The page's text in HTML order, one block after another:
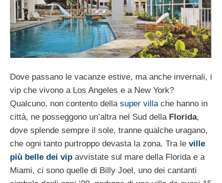
Dove passano le vacanze estive, ma anche invernali, i
vip che vivono a Los Angeles e a New York?
Qualcuno, non contento dellasuper villache hanno in
città, ne posseggono un’altra nel Sud della Florida,
dove splende sempre il sole, tranne qualche uragano,
che ogni tanto purtroppo devasta la zona. Tra le ville
più belle dei vip avvistate sul mare della Florida e a
Miami, ci sono quelle di Billy Joel, uno dei cantanti